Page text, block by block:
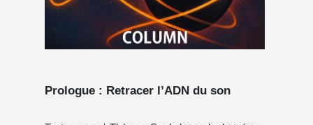
Prologue : Retracer l’ADN du son